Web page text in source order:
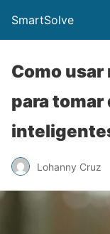
SmartSolve
Como
para tomar
Lohanny Cruz